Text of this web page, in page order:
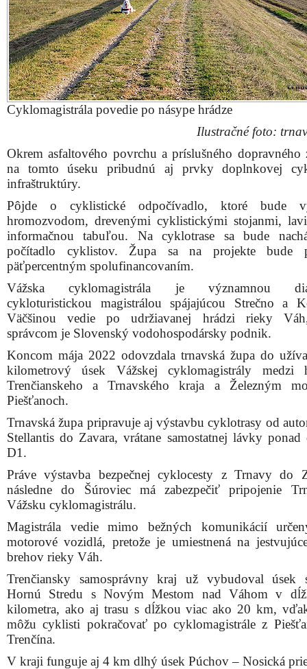
Cyklomagistrála povedie po násype hrádze
Ilustračné foto:
Okrem asfaltového povrchu a príslušného dopravného
na tomto úseku pribudnú aj prvky doplnkovej
infraštruktúry.
Pôjde o cyklistické odpočívadlo, ktoré bude
hromozvodom, drevenými cyklistickými stojanmi,
informačnou tabuľou. Na cyklotrase sa bude
počítadlo cyklistov. Župa sa na projekte bude
päťpercentným spolufinancovaním.
Vážska cyklomagistrála je významnou
cykloturistickou magistrálou spájajúcou Strečno a
Väčšinou vedie po udržiavanej hrádzi rieky
správcom je Slovenský vodohospodársky podnik.
Koncom mája 2022 odovzdala trnavská župa do
kilometrový úsek Vážskej cyklomagistrály medzi
Trenčianskeho a Trnavského kraja a Železným
Piešťanoch.
Trnavská župa pripravuje aj výstavbu cyklotrasy od
Stellantis do Zavara, vrátane samostatnej lávky
D1.
Práve výstavba bezpečnej cyklocesty z Trnavy do
následne do Šúroviec má zabezpečiť pripojenie
Vážsku cyklomagistrálu.
Magistrála vedie mimo bežných komunikácií
motorové vozidlá, pretože je umiestnená na
brehov rieky Váh.
Trenčiansky samosprávny kraj už vybudoval úsek
Hornú Stredu s Novým Mestom nad Váhom v
kilometra, ako aj trasu s dĺžkou viac ako 20 km,
môžu cyklisti pokračovať po cyklomagistrále z
Trenčína.
V kraji funguje aj 4 km dlhý úsek Púchov – Nosická